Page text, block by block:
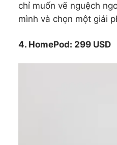
chỉ muốn vẽ nguệch
mình và chọn một giải
4. HomePod: 299 USD